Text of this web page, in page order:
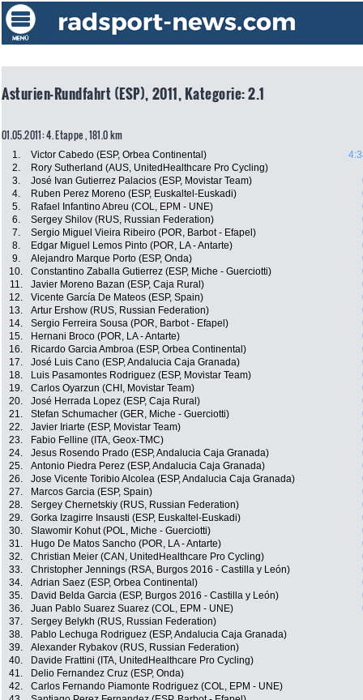
Asturien-Rundfahrt (ESP), 2011, Kategorie: 2.1
01.05.2011: 4. Etappe , 181.0 km
1. Victor Cabedo (ESP, Orbea Continental)
2.
Rory Sutherland (AUS, UnitedHealthcare Pro Cycling)
3.
José Ivan Gutierrez Palacios (ESP, Movistar Team)
4.
Ruben Perez Moreno (ESP, Euskaltel-Euskadi)
5.
Rafael Infantino Abreu (COL, EPM - UNE)
6.
Sergey Shilov (RUS, Russian Federation)
7.
Sergio Miguel Vieira Ribeiro (POR, Barbot - Efapel)
8.
Edgar Miguel Lemos Pinto (POR, LA - Antarte)
9.
Alejandro Marque Porto (ESP, Onda)
10.
Constantino Zaballa Gutierrez (ESP, Miche - Guerciotti)
11.
Javier Moreno Bazan (ESP, Caja Rural)
12.
Vicente García De Mateos (ESP, Spain)
13.
Artur Ershow (RUS, Russian Federation)
14.
Sergio Ferreira Sousa (POR, Barbot - Efapel)
15.
Hernani Broco (POR, LA - Antarte)
16.
Ricardo Garcia Ambroa (ESP, Orbea Continental)
17.
José Luis Cano (ESP, Andalucia Caja Granada)
18.
Luis Pasamontes Rodriguez (ESP, Movistar Team)
19.
Carlos Oyarzun (CHI, Movistar Team)
20.
José Herrada Lopez (ESP, Caja Rural)
21.
Stefan Schumacher (GER, Miche - Guerciotti)
22.
Javier Iriarte (ESP, Movistar Team)
23.
Fabio Felline (ITA, Geox-TMC)
24.
Jesus Rosendo Prado (ESP, Andalucia Caja Granada)
25.
Antonio Piedra Perez (ESP, Andalucia Caja Granada)
26.
Jose Vicente Toribio Alcolea (ESP, Andalucia Caja Granada)
27.
Marcos Garcia (ESP, Spain)
28.
Sergey Chernetskiy (RUS, Russian Federation)
29.
Gorka Izagirre Insausti (ESP, Euskaltel-Euskadi)
30.
Slawomir Kohut (POL, Miche - Guerciotti)
31.
Hugo De Matos Sancho (POR, LA - Antarte)
32.
Christian Meier (CAN, UnitedHealthcare Pro Cycling)
33.
Christopher Jennings (RSA, Burgos 2016 - Castilla y León)
34.
Adrian Saez (ESP, Orbea Continental)
35.
David Belda Garcia (ESP, Burgos 2016 - Castilla y León)
36.
Juan Pablo Suarez Suarez (COL, EPM - UNE)
37.
Sergey Belykh (RUS, Russian Federation)
38.
Pablo Lechuga Rodriguez (ESP, Andalucia Caja Granada)
39.
Alexander Rybakov (RUS, Russian Federation)
40.
Davide Frattini (ITA, UnitedHealthcare Pro Cycling)
41.
Delio Fernandez Cruz (ESP, Onda)
42.
Carlos Fernando Piamonte Rodriguez (COL, EPM - UNE)